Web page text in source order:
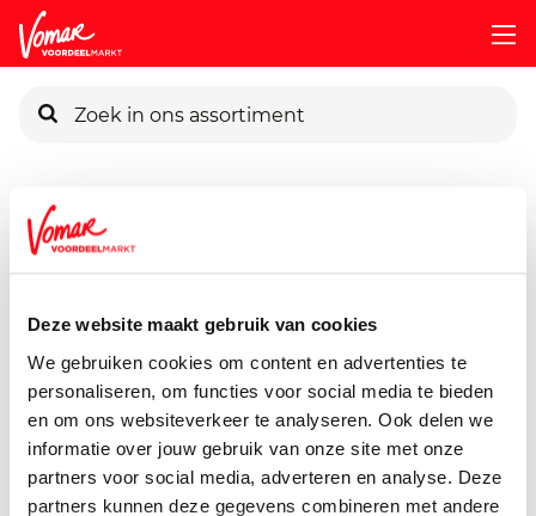
Deze website maakt gebruik van cookies
We gebruiken cookies om content en advertenties te
personaliseren, om functies voor social media te bieden
en om ons websiteverkeer te analyseren. Ook delen we
informatie over jouw gebruik van onze site met onze
partners voor social media, adverteren en analyse. Deze
partners kunnen deze gegevens combineren met andere
Pincode vergeten
Persoonlijk KIK-account
Assortiment
200 gram